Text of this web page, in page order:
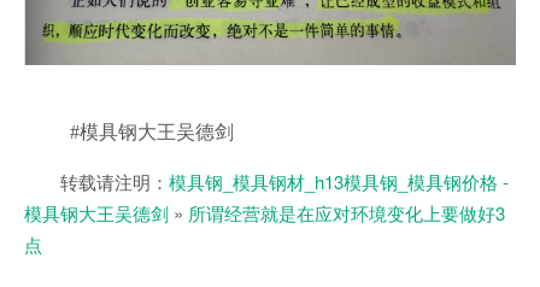
#模具钢大王吴德剑
转载请注明： 模具钢_模具钢材_h13模具钢_模具钢价格 -
模具钢大王吴德剑 » 所谓经营就是在应对环境变化上要做好3
点